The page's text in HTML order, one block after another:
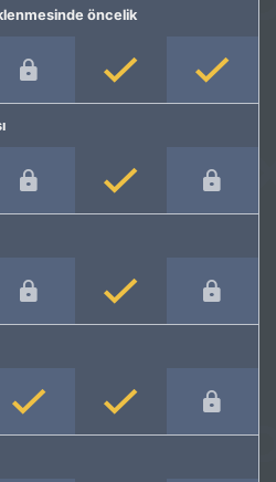
öncelik